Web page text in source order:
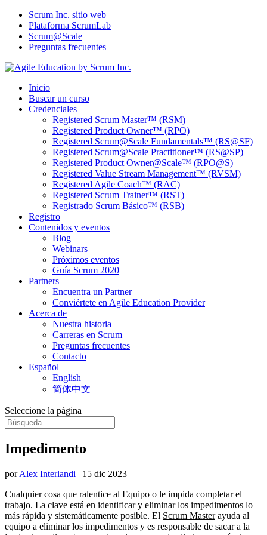
Scrum Inc. sitio web
Plataforma ScrumLab
Scrum@Scale
Preguntas frecuentes
Inicio
Buscar un curso
Credenciales
Registered Scrum Master™ (RSM)
Registered Product Owner™ (RPO)
Registered Scrum@Scale Fundamentals™ (RS@SF)
Registered Scrum@Scale Practitioner™ (RS@SP)
Registered Product Owner@Scale™ (RPO@S)
Registered Value Stream Management™ (RVSM)
Registered Agile Coach™ (RAC)
Registered Scrum Trainer™ (RST)
Registrado Scrum Básico™ (RSB)
Registro
Contenidos y eventos
Blog
Webinars
Próximos eventos
Guía Scrum 2020
Partners
Encuentra un Partner
Conviértete en Agile Education Provider
Acerca de
Nuestra historia
Carreras en Scrum
Preguntas frecuentes
Contacto
Español
English
简体中文
Seleccione la página
Impedimento
porAlex Interlandi | 15 dic 2023
Cualquier cosa que ralentice al Equipo o le impida completar el
trabajo. La clave está en identificar y eliminar los impedimentos lo
más rápida y sistemáticamente posible. El Scrum Masterayuda al
equipo a eliminar los impedimentos y es responsable de sacar a la